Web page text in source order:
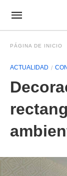
PÁGINA DE INICIO
ACTUALIDAD